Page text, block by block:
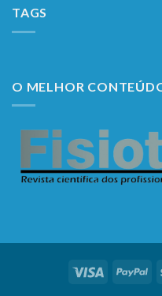
TAGS
O MELHOR